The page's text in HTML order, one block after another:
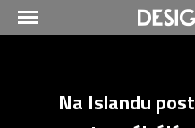
Na Islandu